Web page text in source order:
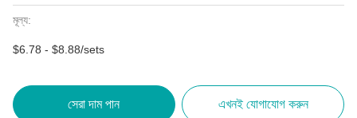
মূল্য:
$6.78 - $8.88/sets
সেরা দাম পান এখনই যোগাযোগ করুন